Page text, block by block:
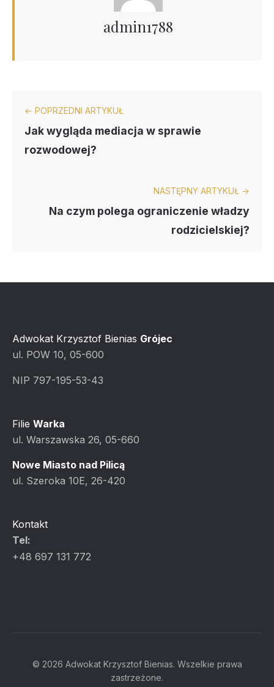
admin1788
← POPRZEDNI ARTYKUŁ
Jak wygląda mediacja w sprawie
rozwodowej?
NASTĘPNY ARTYKUŁ →
Na czym polega ograniczenie władzy
rodzicielskiej?
Adwokat Krzysztof Bienias Grójec
ul. POW 10, 05-600
NIP 797-195-53-43
Filie Warka
ul. Warszawska 26, 05-660
Nowe Miasto nad Pilicą
ul. Szeroka 10E, 26-420
Kontakt
Tel:
+48 697 131 772
© 2026 Adwokat Krzysztof Bienias. Wszelkie prawa
zastrzeżone.